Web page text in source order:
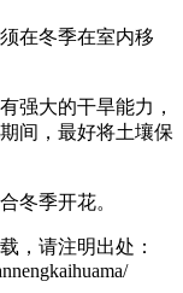
在冬季在室内移
强大的干旱能力，
间，最好将土壤保
冬季开花。
，请注明出处：